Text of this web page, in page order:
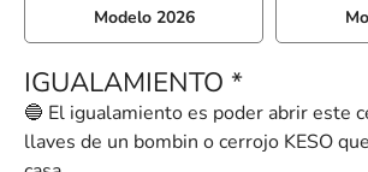
Modelo 2026
IGUALAMIENTO *
🔵 El igualamiento es poder abrir este
llaves de un bombin o cerrojo KESO